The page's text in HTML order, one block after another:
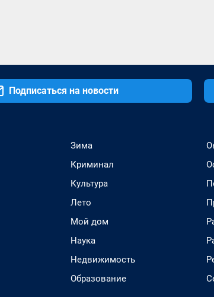
Подписаться на новости
Зима
Криминал
Культура
Лето
Мой дом
Наука
Недвижимость
Образование